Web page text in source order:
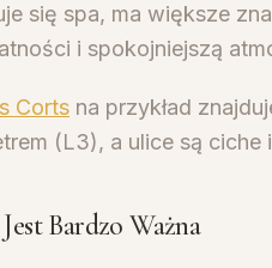
się spa, ma większe
i spokojniejszą
Corts na przykład
(L3), a ulice są ciche
Bardzo Ważna